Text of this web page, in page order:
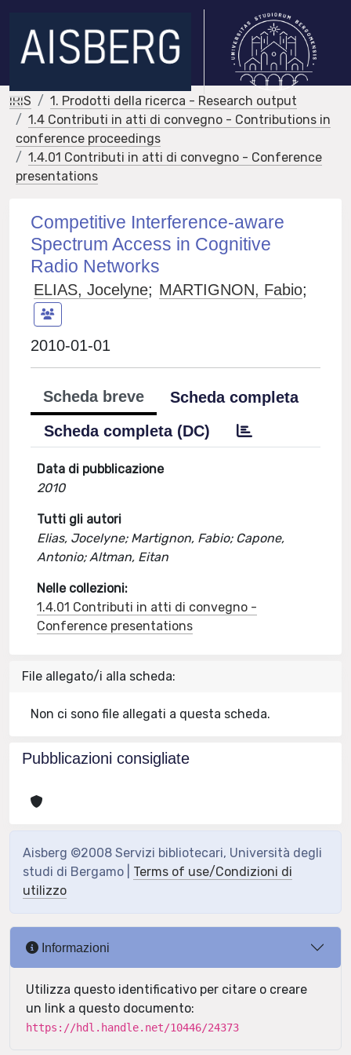
IRIS
1. Prodotti della ricerca - Research output
1.4 Contributi in atti di convegno - Contributions in
conference proceedings
1.4.01 Contributi in atti di convegno - Conference
presentations
Competitive Interference-aware
Spectrum Access in Cognitive
Radio Networks
ELIAS, Jocelyne; MARTIGNON, Fabio;
2010-01-01
Scheda breve
Scheda completa
Scheda completa (DC)
Data di pubblicazione
2010
Tutti gli autori
Elias, Jocelyne; Martignon, Fabio; Capone,
Antonio; Altman, Eitan
Nelle collezioni:
1.4.01 Contributi in atti di convegno -
Conference presentations
File allegato/i alla scheda:
Non ci sono file allegati a questa scheda.
Pubblicazioni consigliate
Aisberg ©2008 Servizi bibliotecari, Università degli
studi di Bergamo | Terms of use/Condizioni di
utilizzo
Informazioni
Utilizza questo identificativo per citare o creare
un link a questo documento:
https://hdl.handle.net/10446/24373